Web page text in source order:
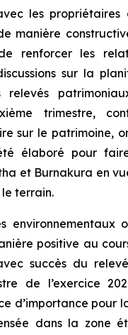
les propriétaires
manière
renforcer les
sur la
relevés
trimestre,
sur le patrimoine,
élaboré pour
et Burnakura en
terrain.
environnementaux
positive au
succès du
de l’exercice
d’importance pour
dans la zone